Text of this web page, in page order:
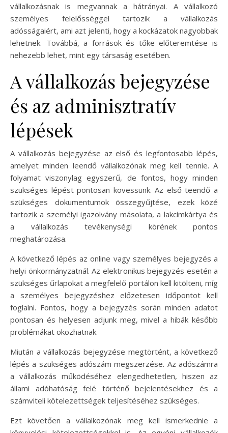
vállalkozásnak is megvannak a hátrányai. A vállalkozó
személyes felelősséggel tartozik a vállalkozás
adósságaiért, ami azt jelenti, hogy a kockázatok nagyobbak
lehetnek. Továbbá, a források és tőke előteremtése is
nehezebb lehet, mint egy társaság esetében.
A vállalkozás bejegyzése
és az adminisztratív
lépések
A vállalkozás bejegyzése az első és legfontosabb lépés,
amelyet minden leendő vállalkozónak meg kell tennie. A
folyamat viszonylag egyszerű, de fontos, hogy minden
szükséges lépést pontosan kövessünk. Az első teendő a
szükséges dokumentumok összegyűjtése, ezek közé
tartozik a személyi igazolvány másolata, a lakcímkártya és
a vállalkozás tevékenységi körének pontos
meghatározása.
A következő lépés az online vagy személyes bejegyzés a
helyi önkormányzatnál. Az elektronikus bejegyzés esetén a
szükséges űrlapokat a megfelelő portálon kell kitölteni, míg
a személyes bejegyzéshez előzetesen időpontot kell
foglalni. Fontos, hogy a bejegyzés során minden adatot
pontosan és helyesen adjunk meg, mivel a hibák később
problémákat okozhatnak.
Miután a vállalkozás bejegyzése megtörtént, a következő
lépés a szükséges adószám megszerzése. Az adószámra
a vállalkozás működéséhez elengedhetetlen, hiszen az
állami adóhatóság felé történő bejelentésekhez és a
számviteli kötelezettségek teljesítéséhez szükséges.
Ezt követően a vállalkozónak meg kell ismerkednie a